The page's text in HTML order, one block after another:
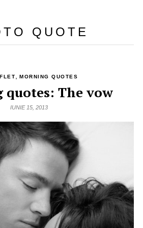
QUOTE
,MORNING QUOTES
The vow
IUNIE 15, 2013